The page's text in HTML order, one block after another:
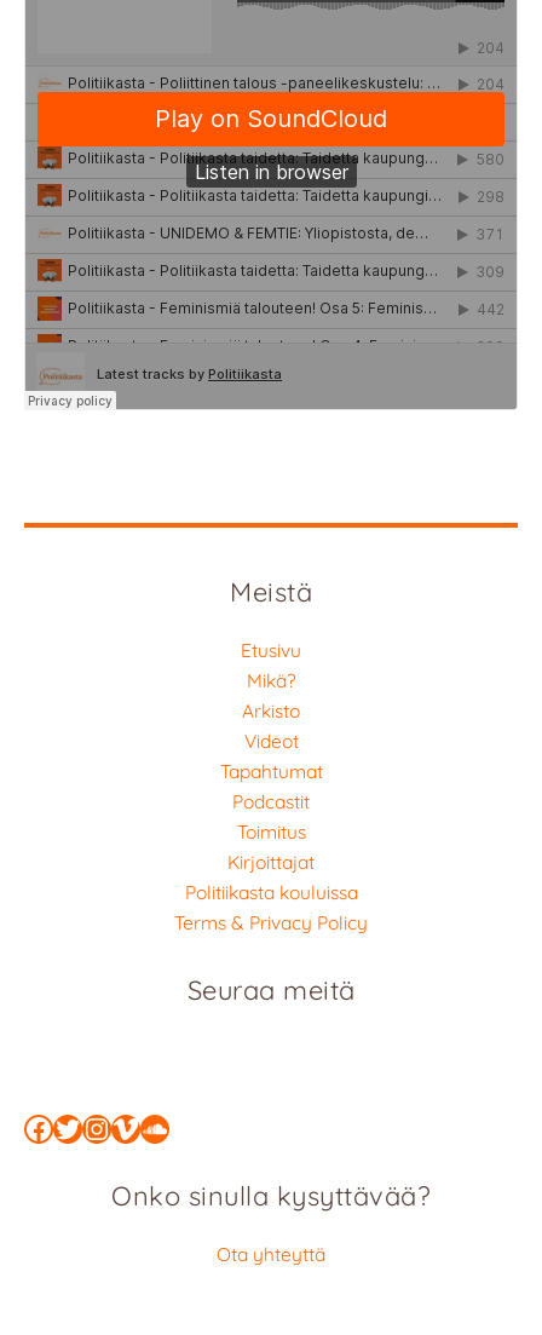
Meistä
Etusivu
Mikä?
Arkisto
Videot
Tapahtumat
Podcastit
Toimitus
Kirjoittajat
Politiikasta kouluissa
Terms & Privacy Policy
Seuraa meitä
Facebook
Twitter
Instagram
Vimeo
SoundCloud
Onko sinulla kysyttävää?
Ota yhteyttä